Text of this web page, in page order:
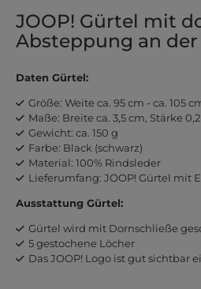
JOOP! Gürtel mit
Absteppung an
Daten Gürtel:
Größe: Weite ca. 95 cm - ca. 105
Maße: Breite ca. 3,5 cm, Stärke
Gewicht: ca. 150 g
Farbe: Black (schwarz)
Material: 100% Rindsleder
Lieferumfang: JOOP! Gürtel mit
Ausstattung Gürtel:
Gürtel wird mit Dornschließe
5 gestochene Löcher
Das JOOP! Logo ist gut sichtbar